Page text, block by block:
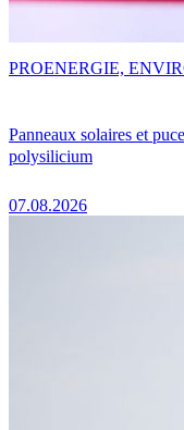
Panneaux solaires et
polysilicium
07.08.2026
PROENERGIE,